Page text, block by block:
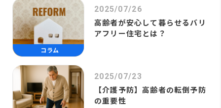
コラム
2025/07/26
高齢者が安心して暮らせるバリ
アフリー住宅とは？
2025/07/23
【介護予防】高齢者の転倒予防
の重要性